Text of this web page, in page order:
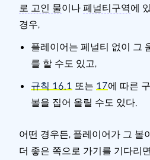
로 고인 물이나 페널티구역에
경우,
플레이어는 페널티 없이 그
를 할 수도 있고,
규칙 16.1 또는 17에 따른
볼을 집어 올릴 수도 있다.
어떤 경우든, 플레이어가 그 볼
더 좋은 쪽으로 가기를 기다리